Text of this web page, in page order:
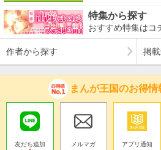
特集から探す
おすすめ特集はコ
作者から探す 掲
まんが王国のお得情
友だち追加
メルマガ アプリ通知